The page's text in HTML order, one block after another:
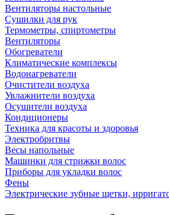
Вентиляторы настольные
Сушилки для рук
Термометры, спиртометры
Вентиляторы
Обогреватели
Климатические комплексы
Водонагреватели
Очистители воздуха
Увлажнители воздуха
Осушители воздуха
Кондиционеры
Техника для красоты и здоровья
Электробритвы
Весы напольные
Машинки для стрижки волос
Приборы для укладки волос
Фены
Электрические зубные щетки,